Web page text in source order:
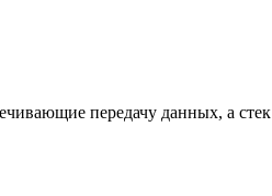
передачу данных, а